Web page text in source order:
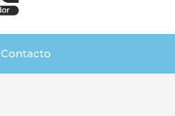
Contacto